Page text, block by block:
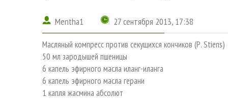
Mentha1 27 сентября 2013, 17:38
Масляный компресс против секущихся кончиков (Р. Stiens)
50 мл зародышей пшеницы
6 капель эфирного масла иланг-иланга
6 капель эфирного масла герани
1 капля жасмина абсолют